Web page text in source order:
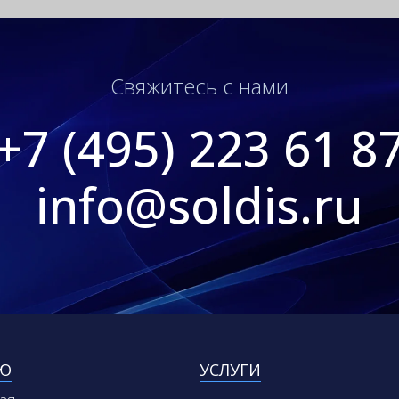
Свяжитесь с нами
(495) 223 61
info@soldis.ru
УСЛУГИ